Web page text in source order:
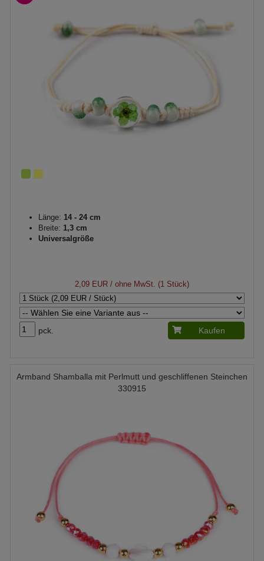
Länge: 14 - 24 cm
Breite: 1,3 cm
Universalgröße
2,09 EUR / ohne MwSt. (1 Stück)
pck. Kaufen
Armband Shamballa mit Perlmutt und geschliffenen Steinchen
330915